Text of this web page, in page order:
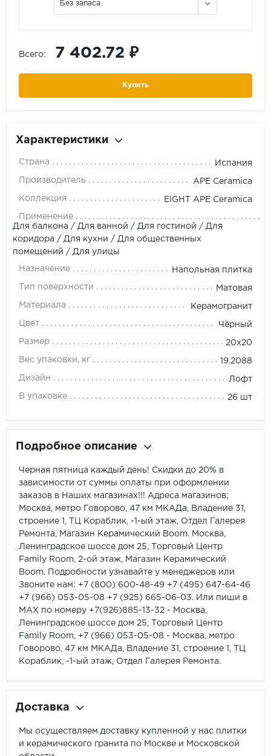
Без запаса
Всего: 7 402.72 ₽
Купить
Характеристики
Страна Испания
Производитель APE Ceramica
Коллекция EIGHT APE Ceramica
Применение
Для балкона / Для ванной / Для гостиной / Для
коридора / Для кухни / Для общественных
помещений / Для улицы
Назначение Напольная плитка
Тип поверхности Матовая
Материала Керамогранит
Цвет Чёрный
Размер 20x20
Вес упаковки, кг 19.2088
Дизайн Лофт
В упаковке 26 шт
Подробное описание
Черная пятница каждый день! Скидки до 20% в
зависимости от суммы оплаты при оформлении
заказов в Наших магазинах!!! Адреса магазинов;
Москва, метро Говорово, 47 км МКАДа, Владение 31,
строение 1, ТЦ Кораблик, -1-ый этаж, Отдел Галерея
Ремонта, Магазин Керамический Boom. Москва,
Ленинградское шоссе дом 25, Торговый Центр
Family Room, 2-ой этаж, Магазин Керамический
Boom. Подробности узнавайте у менеджеров или
Звоните нам: +7 (800) 600-48-49 +7 (495) 647-64-46
+7 (966) 053-05-08 +7 (925) 665-06-03. Или пиши в
MAX по номеру +7(926)885-13-32 - Москва,
Ленинградское шоссе дом 25, Торговый Центр
Family Room, +7 (966) 053-05-08 - Москва, метро
Говорово, 47 км МКАДа, Владение 31, строение 1, ТЦ
Кораблик, -1-ый этаж, Отдел Галерея Ремонта.
Доставка
Мы осуществляем доставку купленной у нас плитки
и керамического гранита по Москве и Московской